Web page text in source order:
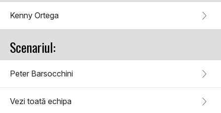
Kenny Ortega
Scenariul:
Peter Barsocchini
Vezi toată echipa